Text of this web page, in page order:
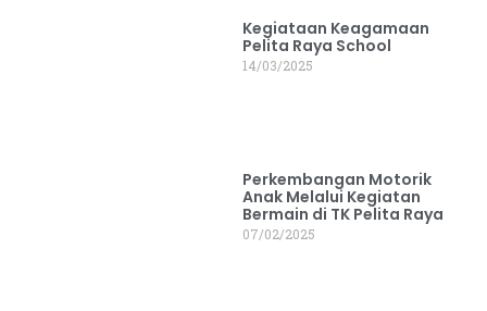
Kegiataan Keagamaan
Pelita Raya School
14/03/2025
Perkembangan Motorik
Anak Melalui Kegiatan
Bermain di TK Pelita Raya
07/02/2025